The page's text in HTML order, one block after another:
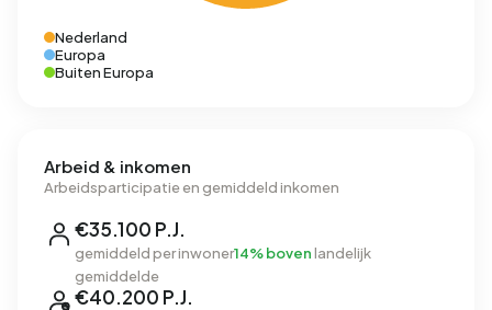
Nederland
Europa
Buiten Europa
Arbeid & inkomen
Arbeidsparticipatie en gemiddeld inkomen
€35.100 P.J.
gemiddeld per inwoner14% bovenlandelijk
gemiddelde
€40.200 P.J.